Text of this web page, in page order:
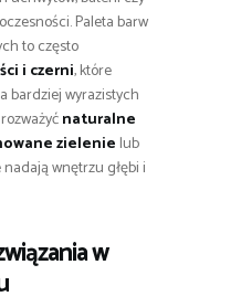
Paleta barw
to często
i czerni, które
bardziej wyrazistych
naturalne
zielenie lub
nadają wnętrzu głębi i
w